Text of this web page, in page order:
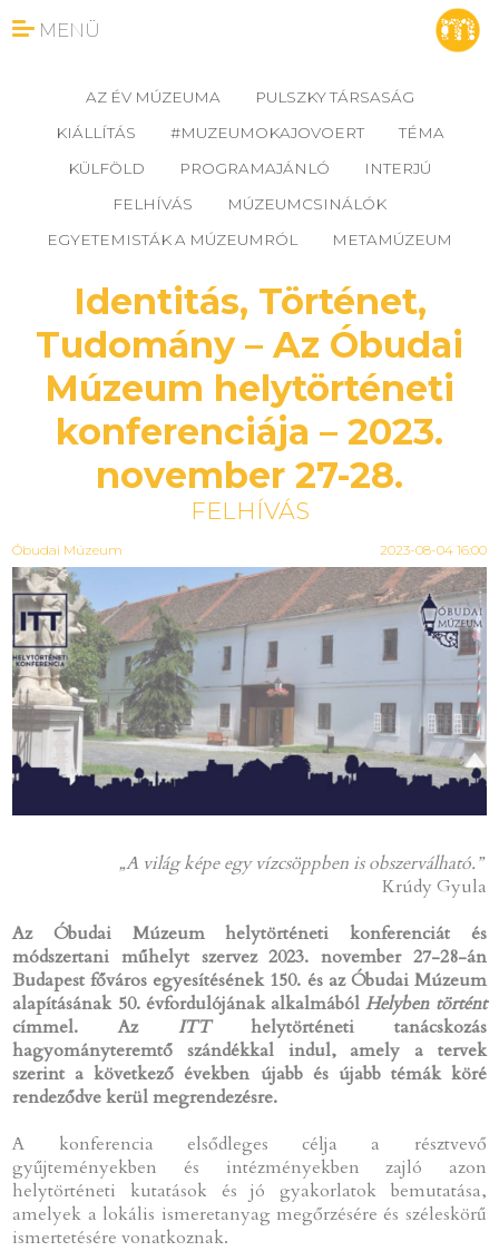
MENÜ
AZ ÉV MÚZEUMA
PULSZKY TÁRSASÁG
KIÁLLÍTÁS
#MUZEUMOKAJOVOERT
TÉMA
KÜLFÖLD
PROGRAMAJÁNLÓ
INTERJÚ
FELHÍVÁS
MÚZEUMCSINÁLÓK
EGYETEMISTÁK A MÚZEUMRÓL
METAMÚZEUM
Identitás, Történet,
Tudomány – Az Óbudai
Múzeum helytörténeti
konferenciája – 2023.
november 27-28.
FELHÍVÁS
Óbudai Múzeum 2023-08-04 16:00
„A világ képe egy vízcsöppben is obszerválható.”
Krúdy Gyula
Az Óbudai Múzeum helytörténeti konferenciát és
módszertani műhelyt szervez 2023. november 27-28-án
Budapest főváros egyesítésének 150. és az Óbudai Múzeum
alapításának 50. évfordulójának alkalmábólHelyben történt
címmel. Az ITThelytörténeti tanácskozás
hagyományteremtő szándékkal indul, amely a tervek
szerint a következő években újabb és újabb témák köré
rendeződve kerül megrendezésre.
A konferencia elsődleges célja a résztvevő
gyűjteményekben és intézményekben zajló azon
helytörténeti kutatások és jó gyakorlatok bemutatása,
amelyek a lokális ismeretanyag megőrzésére és széleskörű
ismertetésére vonatkoznak.